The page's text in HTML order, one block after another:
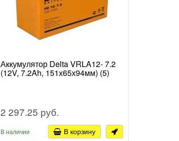
Аккумулятор Delta VRLA12- 7.2
(12V, 7.2Ah, 151х65х94мм) (5)
2 297.25 руб.
В наличии В корзину